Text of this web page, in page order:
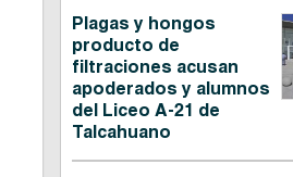
Plagas y hongos
producto de
filtraciones acusan
apoderados y alumnos
del Liceo A-21 de
Talcahuano